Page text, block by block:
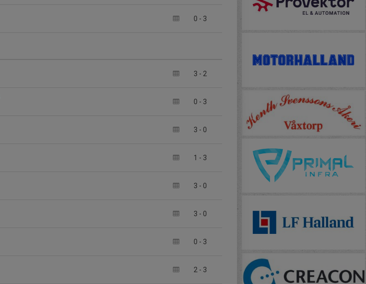
0 - 3
3 - 2
0 - 3
3 - 0
1 - 3
3 - 0
3 - 0
0 - 3
2 - 3